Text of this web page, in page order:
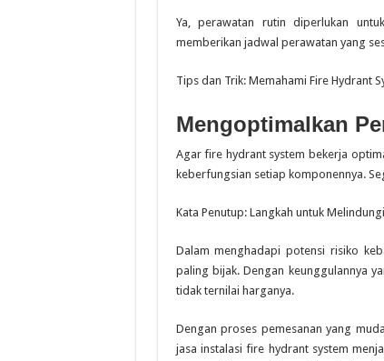
Ya, perawatan rutin diperlukan
memberikan jadwal perawatan yang
Tips dan Trik: Memahami Fire Hydrant
Mengoptimalkan
Agar fire hydrant system bekerja
keberfungsian setiap komponennya.
Kata Penutup: Langkah untuk
Dalam menghadapi potensi risiko
paling bijak. Dengan keunggulannya
tidak ternilai harganya.
Dengan proses pemesanan yang
jasa instalasi fire hydrant system